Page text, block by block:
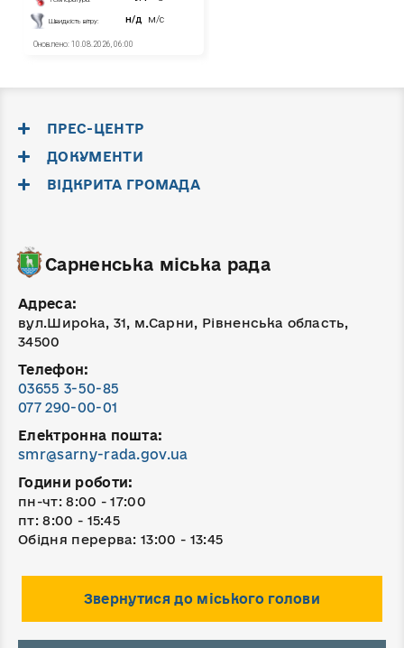
ПРЕС-ЦЕНТР
ДОКУМЕНТИ
ВІДКРИТА ГРОМАДА
Сарненська міська рада
Адреса:
вул.Широка, 31, м.Сарни, Рівненська область,
34500
Телефон:
03655 3-50-85
077 290-00-01
Електронна пошта:
smr@sarny-rada.gov.ua
Години роботи:
пн-чт: 8:00 - 17:00
пт: 8:00 - 15:45
Обідня перерва: 13:00 - 13:45
Звернутися до міського голови